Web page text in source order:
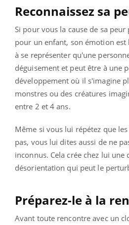
Reconnaissez sa
Si pour vous la cause de sa
pour un enfant, son émotion est
à se représenter qu'une
déguisement et peut être à une
développement où il s'imagine
monstres ou des créatures
entre 2 et 4 ans.
Même si vous lui répétez que
pas, vous lui dites aussi de ne
inconnus. Cela crée chez lui une
désorientation qui peut le
Préparez-le à la
Avant toute rencontre avec un